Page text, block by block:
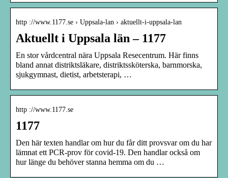
http ://www.1177.se › Uppsala-lan › aktuellt-i-uppsala-lan
Aktuellt i Uppsala län – 1177
En stor vårdcentral nära Uppsala Resecentrum. Här finns
bland annat distriktsläkare, distriktssköterska, barnmorska,
sjukgymnast, dietist, arbetsterapi, …
http ://www.1177.se
1177
Den här texten handlar om hur du får ditt provsvar om du har
lämnat ett PCR-prov för covid-19. Den handlar också om
hur länge du behöver stanna hemma om du …